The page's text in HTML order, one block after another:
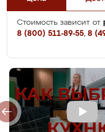
Стоимость зависит от
8 (800) 511-89-55, 8